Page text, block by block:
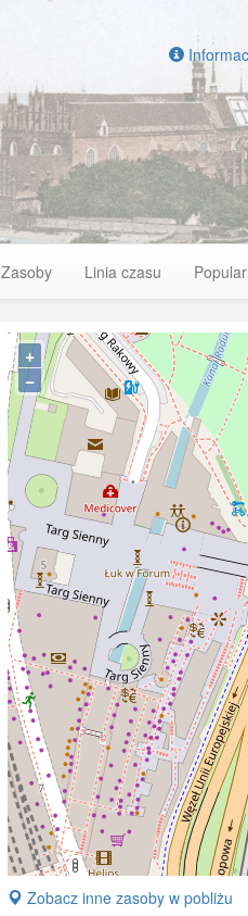
Zasoby Linia czasu
+
−
+
Zobacz inne zasoby w pobliżu